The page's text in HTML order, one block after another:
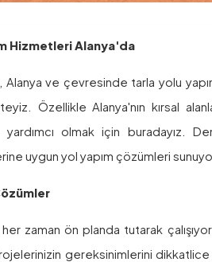
Hizmetleri Alanya'da
Alanya ve çevresinde tarla yolu
Özellikle Alanya'nın kırsal
olmak için buradayız.
uygun yol yapım çözümleri
zaman ön planda tutarak
gereksinimlerini